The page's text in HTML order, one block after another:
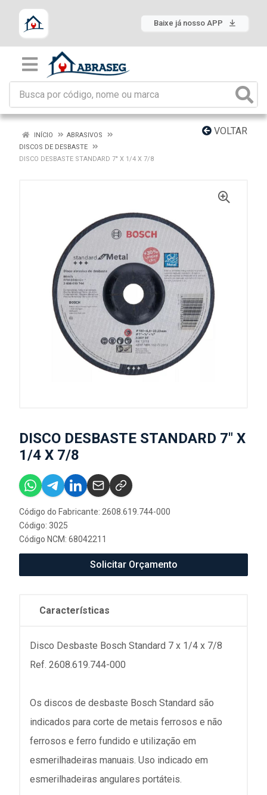
Baixe já nosso APP
VOLTAR
INÍCIO
ABRASIVOS
DISCOS DE DESBASTE
DISCO DESBASTE STANDARD 7" X 1/4 X 7/8
DISCO DESBASTE STANDARD 7" X
1/4 X 7/8
Código do Fabricante: 2608.619.744-000
Código: 3025
Código NCM: 68042211
Solicitar Orçamento
Características
Disco Desbaste Bosch Standard 7 x 1/4 x 7/8
Ref. 2608.619.744-000
Os discos de desbaste Bosch Standard são
indicados para corte de metais ferrosos e não
ferrosos e ferro fundido e utilização em
esmerilhadeiras manuais. Uso indicado em
esmerilhadeiras angulares portáteis.